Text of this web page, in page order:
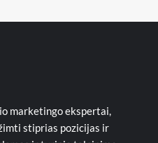
marketingo ekspertai,
stiprias pozicijas ir